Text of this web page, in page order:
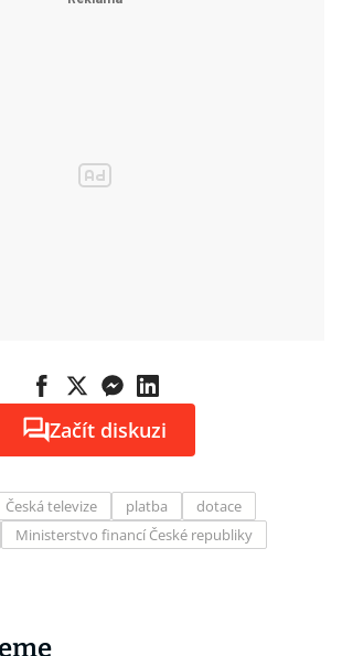
Začít diskuzi
Česká televize platba
dotace
Ministerstvo financí České republiky